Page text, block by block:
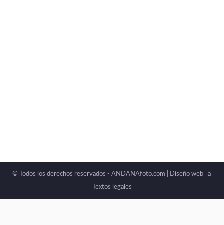
© Todos los derechos reservados - ANDANAfoto.com | Diseño web _a
Textos legales